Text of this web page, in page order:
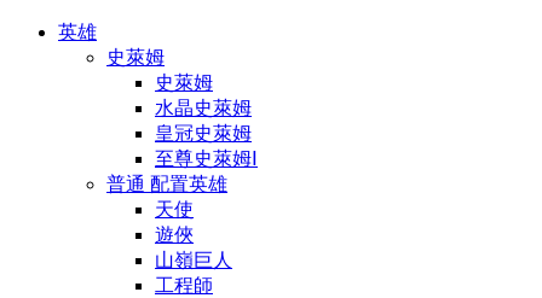
英雄
史萊姆
史萊姆
水晶史萊姆
皇冠史萊姆
至尊史萊姆Ⅰ
普通 配置英雄
天使
遊俠
山嶺巨人
工程師